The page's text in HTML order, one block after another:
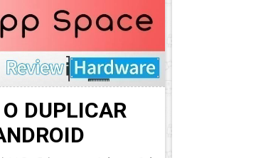
DUPLICAR